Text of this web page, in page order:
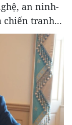
an ninh-
chiến tranh...